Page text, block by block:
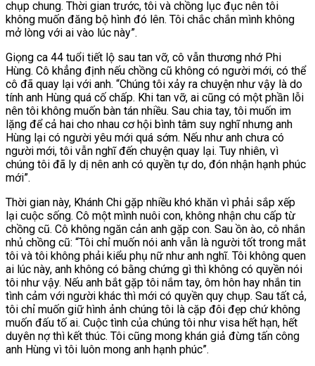
chụp chung. Thời gian trước, tôi và chồng lục đục nên tôi
không muốn đăng bộ hình đó lên. Tôi chắc chắn mình không
mở lòng với ai vào lúc này”.
Giọng ca 44 tuổi tiết lộ sau tan vỡ, cô vẫn thương nhớ Phi
Hùng. Cô khẳng định nếu chồng cũ không có người mới, có thể
cô đã quay lại với anh. “Chúng tôi xảy ra chuyện như vậy là do
tính anh Hùng quá cố chấp. Khi tan vỡ, ai cũng có một phần lỗi
nên tôi không muốn bàn tán nhiều. Sau chia tay, tôi muốn im
lặng để cả hai cho nhau cơ hội bình tâm suy nghĩ nhưng anh
Hùng lại có người yêu mới quá sớm. Nếu như anh chưa có
người mới, tôi vẫn nghĩ đến chuyện quay lại. Tuy nhiên, vì
chúng tôi đã ly dị nên anh có quyền tự do, đón nhận hạnh phúc
mới”.
Thời gian này, Khánh Chi gặp nhiều khó khăn vì phải sắp xếp
lại cuộc sống. Cô một mình nuôi con, không nhận chu cấp từ
chồng cũ. Cô không ngăn cản anh gặp con. Sau ồn ào, cô nhắn
nhủ chồng cũ: “Tôi chỉ muốn nói anh vẫn là người tốt trong mắt
tôi và tôi không phải kiểu phụ nữ như anh nghĩ. Tôi không quen
ai lúc này, anh không có bằng chứng gì thì không có quyền nói
tôi như vậy. Nếu anh bắt gặp tôi nắm tay, ôm hôn hay nhắn tin
tình cảm với người khác thì mới có quyền quy chụp. Sau tất cả,
tôi chỉ muốn giữ hình ảnh chúng tôi là cặp đôi đẹp chứ không
muốn đấu tố ai. Cuộc tình của chúng tôi như visa hết hạn, hết
duyên nợ thì kết thúc. Tôi cũng mong khán giả đừng tấn công
anh Hùng vì tôi luôn mong anh hạnh phúc”.